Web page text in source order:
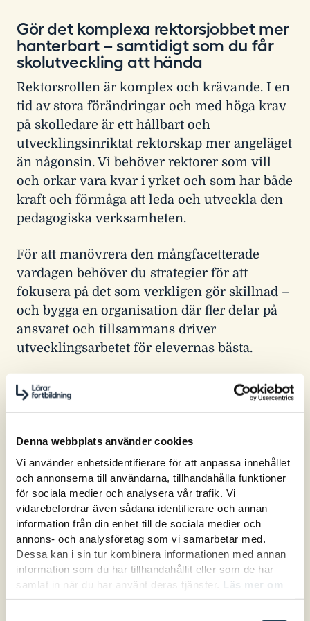
Denna webbplats använder cookies
Vi använder enhetsidentifierare för att anpassa innehållet
och annonserna till användarna, tillhandahålla funktioner
för sociala medier och analysera vår trafik. Vi
vidarebefordrar även sådana identifierare och annan
information från din enhet till de sociala medier och
annons- och analysföretag som vi samarbetar med.
Dessa kan i sin tur kombinera informationen med annan
information som du har tillhandahållit eller som de har
samlat in när du har använt deras tjänster. Läs mer om
hur vi hanterar cookies här.
Gör det komplexa rektorsjobbet mer
hanterbart – samtidigt som du får
skolutveckling att hända
Rektorsrollen är komplex och krävande. I en
tid av stora förändringar och med höga krav
på skolledare är ett hållbart och
utvecklingsinriktat rektorskap mer angeläget
än någonsin. Vi behöver rektorer som vill
och orkar vara kvar i yrket och som har både
kraft och förmåga att leda och utveckla den
pedagogiska verksamheten.
För att manövrera den mångfacetterade
vardagen behöver du strategier för att
fokusera på det som verkligen gör skillnad –
och bygga en organisation där fler delar på
ansvaret och tillsammans driver
utvecklingsarbetet för elevernas bästa.
För dig som...
... är rektor i grundskola, gymnasieskola eller
skolutveckling. Passar perfekt för dig som
vill få vardagen att fungera bättre – både för
dig själv och för hela din organisation.
Det här får du med dig
Strategier för att bygga hållbara strukturer
för skolutveckling
Praktiska verktyg för ett distribuerat